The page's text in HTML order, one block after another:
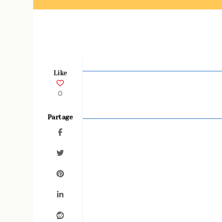
0
Like
Partage